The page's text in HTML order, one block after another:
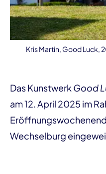
Das Kunstwerk Good
am 12. April 2025 im
Wechselburg
Kris Martin, Good Luck,